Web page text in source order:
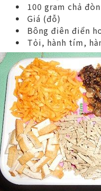
100 gram chả đòn
Giá (đỗ)
Bông điên điển
Tỏi, hành tím,